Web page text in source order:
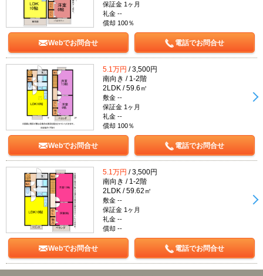
保証金 1ヶ月
礼金 --
償却 100％
Webでお問合せ 電話でお問合せ
5.1万円 / 3,500円
南向き / 1-2階
2LDK / 59.6㎡
敷金 --
保証金 1ヶ月
礼金 --
償却 100％
Webでお問合せ 電話でお問合せ
5.1万円 / 3,500円
南向き / 1-2階
2LDK / 59.62㎡
敷金 --
保証金 1ヶ月
礼金 --
償却 --
Webでお問合せ 電話でお問合せ